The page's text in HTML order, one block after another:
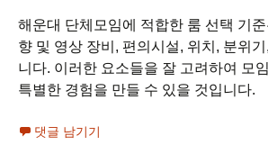
해운대 단체모임에 적합한 룸 선택 기
향 및 영상 장비, 편의시설, 위치, 분위
니다. 이러한 요소들을 잘 고려하여 모
특별한 경험을 만들 수 있을 것입니다.
댓글 남기기